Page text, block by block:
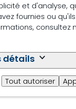
et d'analyse,
fournies ou
consultez
détails
Tout autoriser